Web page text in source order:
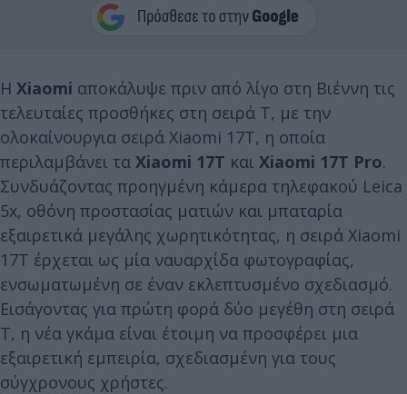
Η Xiaomi αποκάλυψε πριν από λίγο στη Βιέννη τις
τελευταίες προσθήκες στη σειρά T, με την
ολοκαίνουργια σειρά Xiaomi 17T, η οποία
περιλαμβάνει τα Xiaomi 17T και Xiaomi 17T Pro.
Συνδυάζοντας προηγμένη κάμερα τηλεφακού Leica
5x, οθόνη προστασίας ματιών και μπαταρία
εξαιρετικά μεγάλης χωρητικότητας, η σειρά Xiaomi
17T έρχεται ως μία ναυαρχίδα φωτογραφίας,
ενσωματωμένη σε έναν εκλεπτυσμένο σχεδιασμό.
Εισάγοντας για πρώτη φορά δύο μεγέθη στη σειρά
T, η νέα γκάμα είναι έτοιμη να προσφέρει μια
εξαιρετική εμπειρία, σχεδιασμένη για τους
σύγχρονους χρήστες.